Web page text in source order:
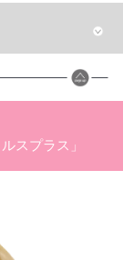
スプラス」